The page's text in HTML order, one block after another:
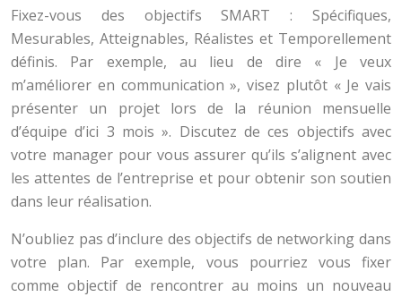
Fixez-vous des objectifs SMART : Spécifiques,
Mesurables, Atteignables, Réalistes et Temporellement
définis. Par exemple, au lieu de dire « Je veux
m’améliorer en communication », visez plutôt « Je vais
présenter un projet lors de la réunion mensuelle
d’équipe d’ici 3 mois ». Discutez de ces objectifs avec
votre manager pour vous assurer qu’ils s’alignent avec
les attentes de l’entreprise et pour obtenir son soutien
dans leur réalisation.
N’oubliez pas d’inclure des objectifs de networking dans
votre plan. Par exemple, vous pourriez vous fixer
comme objectif de rencontrer au moins un nouveau